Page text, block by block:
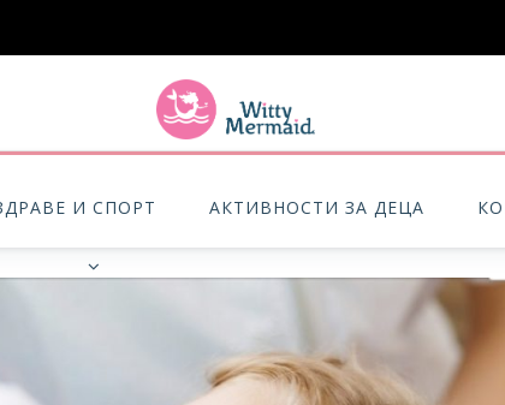
И СПОРТ АКТИВНОСТИ ЗА ДЕЦА